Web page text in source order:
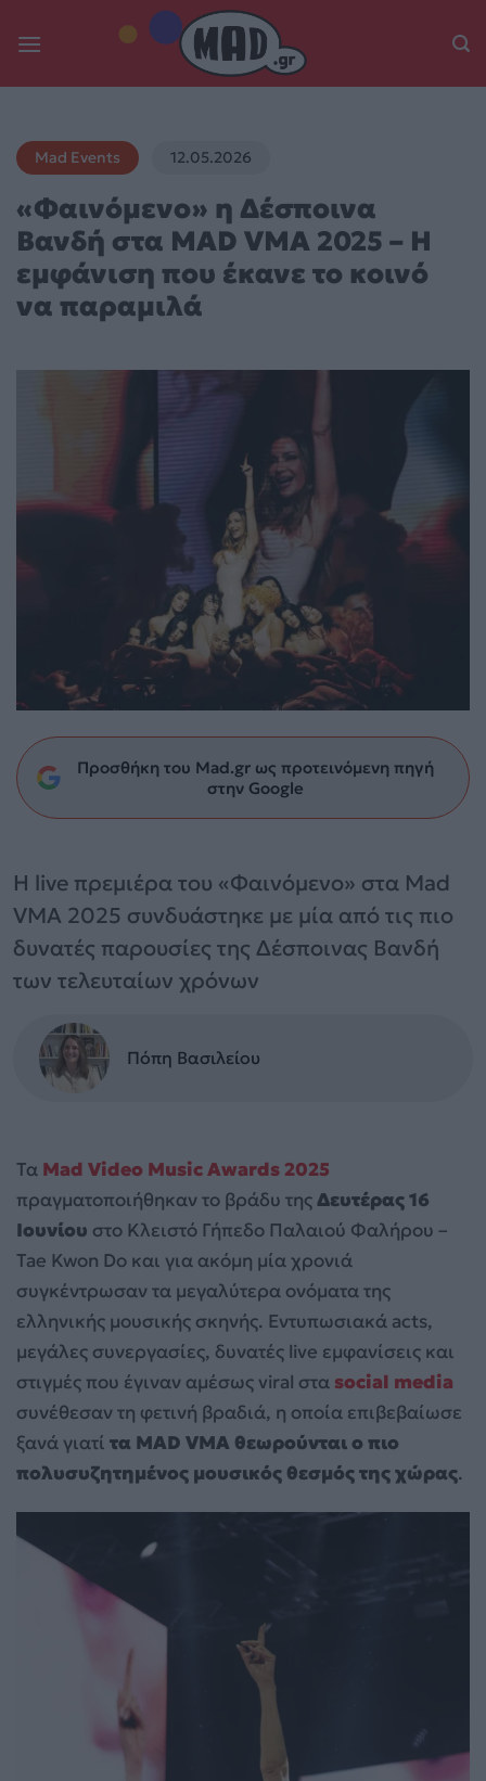
Mad Events 12.05.2026
«Φαινόμενο» η Δέσποινα
Βανδή στα MAD VMA 2025 – Η
εμφάνιση που έκανε το κοινό
να παραμιλά
Προσθήκη του Mad.gr ως προτεινόμενη πηγή
στην Google
Η live πρεμιέρα του «Φαινόμενο» στα Mad
VMA 2025 συνδυάστηκε με μία από τις πιο
δυνατές παρουσίες της Δέσποινας Βανδή
των τελευταίων χρόνων
Πόπη Βασιλείου
Τα Mad Video Music Awards 2025
πραγματοποιήθηκαν το βράδυ τηςΔευτέρας 16
Ιουνίου στο Κλειστό Γήπεδο Παλαιού Φαλήρου –
Tae Kwon Do και για ακόμη μία χρονιά
συγκέντρωσαν τα μεγαλύτερα ονόματα της
ελληνικής μουσικής σκηνής. Εντυπωσιακά acts,
μεγάλες συνεργασίες, δυνατές live εμφανίσεις και
στιγμές που έγιναν αμέσως viral στα social media
συνέθεσαν τη φετινή βραδιά, η οποία επιβεβαίωσε
ξανά γιατί τα MAD VMA θεωρούνται ο πιο
πολυσυζητημένος μουσικός θεσμός της χώρας.